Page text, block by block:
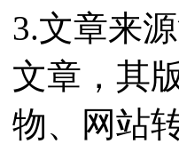
3.文章来
文章，其
物、网站